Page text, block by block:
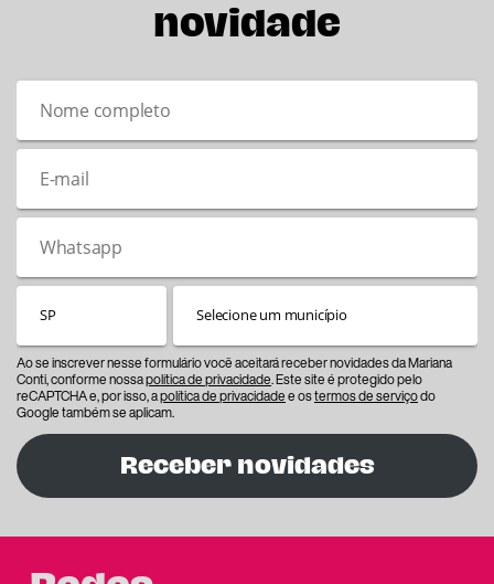
novidade
Ao se inscrever nesse formulário você aceitará receber novidades da Mariana
Conti, conforme nossapolítica de privacidade. Este site é protegido pelo
reCAPTCHA e, por isso, apolítica de privacidadee ostermos de serviçodo
Google também se aplicam.
Receber novidades